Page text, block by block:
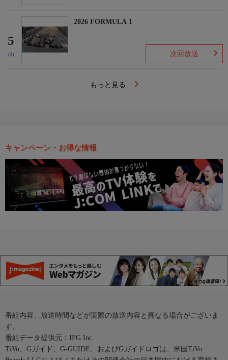
5
(2)
2026 FORMULA 1
次回放送
もっと見る
キャンペーン・お得な情報
番組内容、放送時間などが実際の放送内容と異なる場合がございま
す。
番組データ提供元：IPG Inc.
TiVo、Gガイド、G-GUIDE、およびGガイドロゴは、米国TiVo